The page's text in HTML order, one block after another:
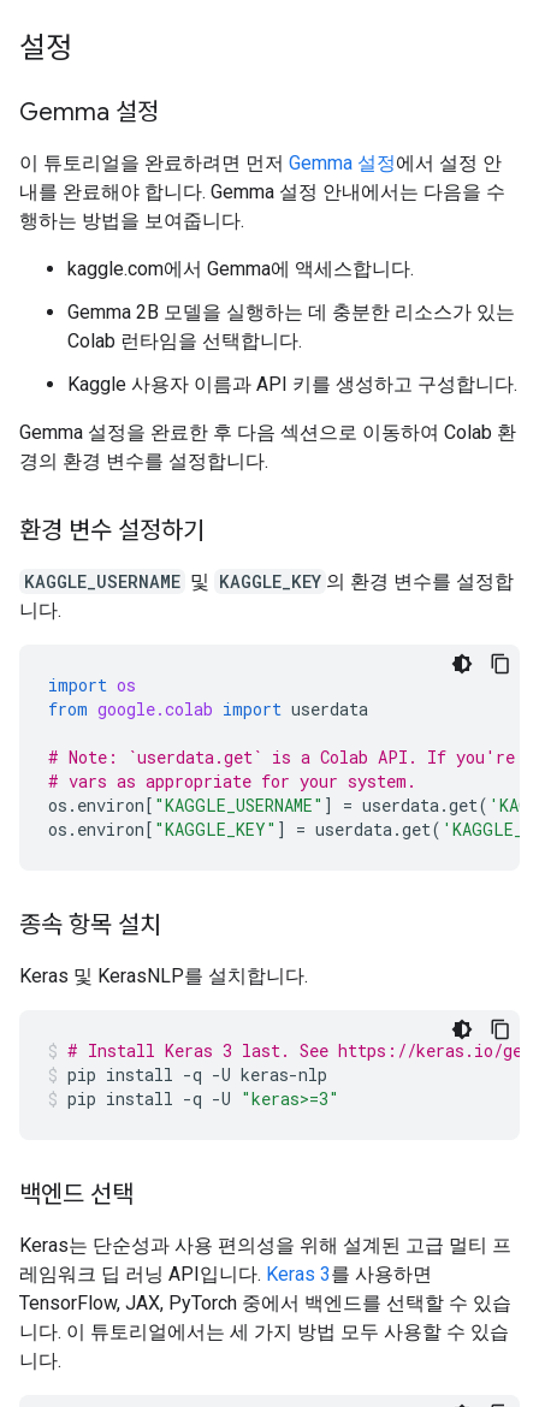
설정
Gemma 설정
이 튜토리얼을 완료하려면 먼저 Gemma 설정에서 설정 안
내를 완료해야 합니다. Gemma 설정 안내에서는 다음을 수
행하는 방법을 보여줍니다.
kaggle.com에서 Gemma에 액세스합니다.
Gemma 2B 모델을 실행하는 데 충분한 리소스가 있는
Colab 런타임을 선택합니다.
Kaggle 사용자 이름과 API 키를 생성하고 구성합니다.
Gemma 설정을 완료한 후 다음 섹션으로 이동하여 Colab 환
경의 환경 변수를 설정합니다.
환경 변수 설정하기
KAGGLE_USERNAME 및 KAGGLE_KEY 의 환경 변수를 설정합
니다.
import os
from google.colab import userdata
# Note: `userdata.get` is a Colab API. If you're
# vars as appropriate for your system.
os . environ[ "KAGGLE_USERNAME" ] = userdata.get(
os . environ[ "KAGGLE_KEY" ] = userdata.get(
종속 항목 설치
Keras 및 KerasNLP를 설치합니다.
# Install Keras 3 last. See https://keras.io/
pip install -q -U keras-nlp
pip install -q -U "keras>=3"
백엔드 선택
Keras는 단순성과 사용 편의성을 위해 설계된 고급 멀티 프
레임워크 딥 러닝 API입니다. Keras 3를 사용하면
TensorFlow, JAX, PyTorch 중에서 백엔드를 선택할 수 있습
니다. 이 튜토리얼에서는 세 가지 방법 모두 사용할 수 있습
니다.